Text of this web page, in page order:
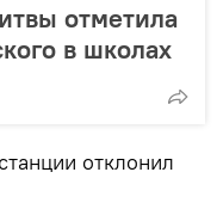
отметила
в школах
отклонил